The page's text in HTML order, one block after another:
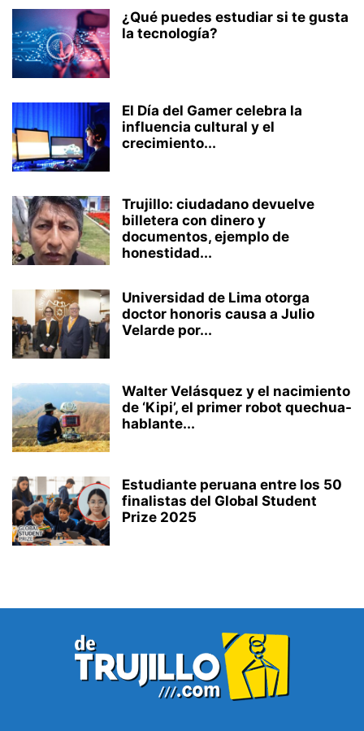
¿Qué puedes estudiar si te gusta
la tecnología?
El Día del Gamer celebra la
influencia cultural y el
crecimiento...
Trujillo: ciudadano devuelve
billetera con dinero y
documentos, ejemplo de
honestidad...
Universidad de Lima otorga
doctor honoris causa a Julio
Velarde por...
Walter Velásquez y el nacimiento
de ‘Kipi’, el primer robot quechua-
hablante...
Estudiante peruana entre los 50
finalistas del Global Student
Prize 2025